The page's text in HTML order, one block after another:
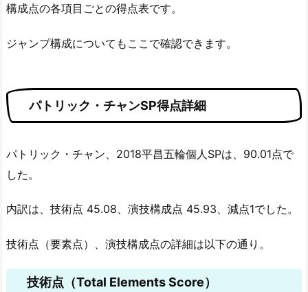
構成点の各項目ごとの得点表です。
ジャンプ構成についてもここで確認できます。
パトリック・チャンSP得点詳細
パトリック・チャン、2018平昌五輪個人SPは、90.01点で
した。
内訳は、技術点 45.08、演技構成点 45.93、減点1でした。
技術点（要素点）、演技構成点の詳細は以下の通り。
技術点（Total Elements Score）